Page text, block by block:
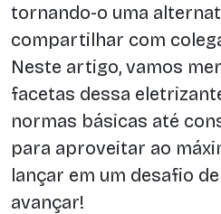
tornando-o uma
compartilhar com
Neste artigo, vamos
facetas dessa
normas básicas até
para aproveitar ao
lançar em um desafio
avançar!